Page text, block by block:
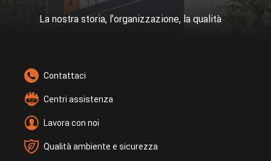
La nostra storia, l’organizzazione, la qualità
Contattaci
Centri assistenza
Lavora con noi
Qualità ambiente e sicurezza